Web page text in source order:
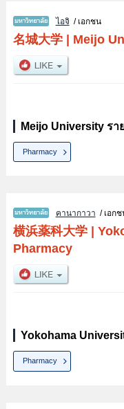
ไอจิ / เอกชน
名城大学| Meijo
Meijo University ร
Pharmacy
คานากาวา / เอกช
横浜薬科大学|
Pharmacy
Yokohama
Pharmacy